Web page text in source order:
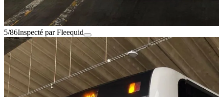
5/86Inspecté par Fleequid